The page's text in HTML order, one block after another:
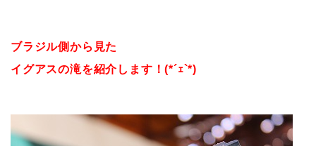
ブラジル側から見た
イグアスの滝を紹介します！(*´ｪ`*)